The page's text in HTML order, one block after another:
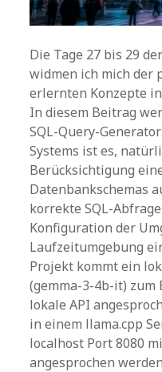
Die Tage 27 bis 29
widmen ich mich der
erlernten Konzepte
In diesem Beitrag
SQL-Query-
Systems ist es,
Berücksichtigung
Datenbankschemas
korrekte SQL-
Konfiguration der
Laufzeitumgebung
Projekt kommt ein
(gemma-3-4b-it) zum
lokale API
in einem llama.cpp
localhost Port 8080
angesprochen